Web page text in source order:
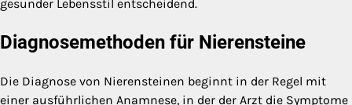
gesunder Lebensstil entscheidend.
Diagnosemethoden für Nierensteine
Die Diagnose von Nierensteinen beginnt in der Regel mit
einer ausführlichen Anamnese, in der der Arzt die Symptome